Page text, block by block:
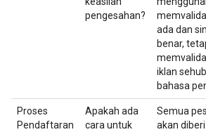
pengesahan?
ada dan
benar,
iklan
bahasa
Proses
Pendaftaran
Apakah ada
cara untuk
Semua
akan